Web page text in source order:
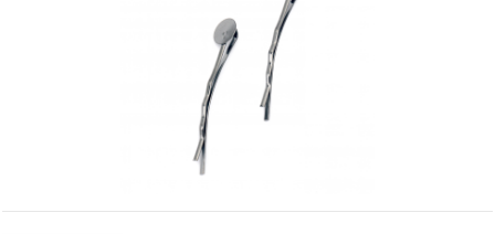
relevantnejší